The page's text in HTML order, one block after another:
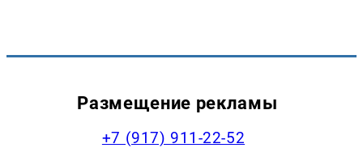
Размещение рекламы
+7 (917) 911-22-52